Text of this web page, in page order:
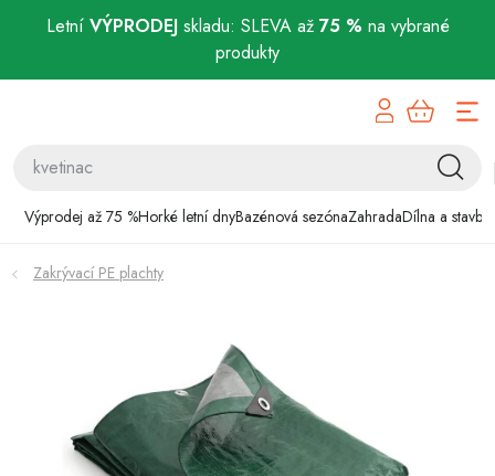
Letní VÝPRODEJskladu: SLEVA až 75 % na vybrané
produkty
Výprodej až 75 %Horké letní dnyBazénová sezónaZahradaDílna a stavba
Bazénová sezóna
Zahrada
Chovatelské potřeby
Zakrývací PE plachty